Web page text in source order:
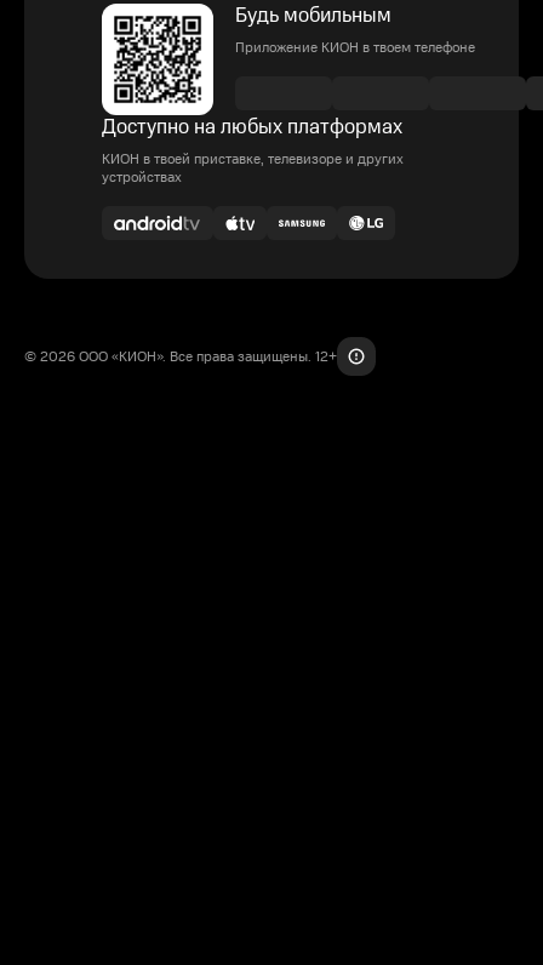
Будь мобильным
Приложение КИОН в твоем телефоне
Доступно на любых платформах
КИОН в твоей приставке, телевизоре и других
устройствах
© 2026 ООО «КИОН». Все права защищены. 12+